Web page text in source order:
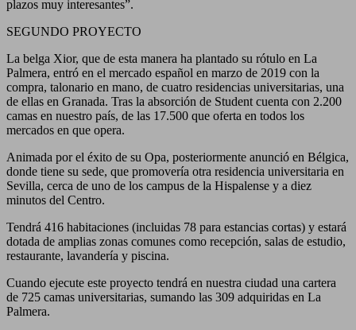
plazos muy interesantes”.
SEGUNDO PROYECTO
La belga Xior, que de esta manera ha plantado su rótulo en La
Palmera, entró en el mercado español en marzo de 2019 con la
compra, talonario en mano, de cuatro residencias universitarias, una
de ellas en Granada. Tras la absorción de Student cuenta con 2.200
camas en nuestro país, de las 17.500 que oferta en todos los
mercados en que opera.
Animada por el éxito de su Opa, posteriormente anunció en Bélgica,
donde tiene su sede, que promovería otra residencia universitaria en
Sevilla, cerca de uno de los campus de la Hispalense y a diez
minutos del Centro.
Tendrá 416 habitaciones (incluidas 78 para estancias cortas) y estará
dotada de amplias zonas comunes como recepción, salas de estudio,
restaurante, lavandería y piscina.
Cuando ejecute este proyecto tendrá en nuestra ciudad una cartera
de 725 camas universitarias, sumando las 309 adquiridas en La
Palmera.